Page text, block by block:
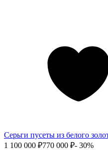
Серьги пусеты из белого
1 100 000 ₽770 000 ₽- 30%